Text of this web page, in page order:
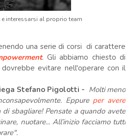
interessarsi al proprio team
una serie di corsi di carattere
. Gli abbiamo chiesto di
evitare nell'operare con il
Stefano Pigolotti - Molti meno
Eppure per avere
sbagliare! Pensate a quando avete
nuotare... All’inizio facciamo tutti